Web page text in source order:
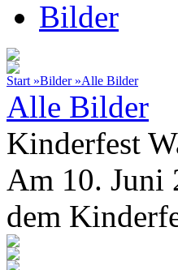
Bilder
Start »Bilder »Alle Bilder
Alle Bilder
Kinderfest
Am 10. Juni
dem